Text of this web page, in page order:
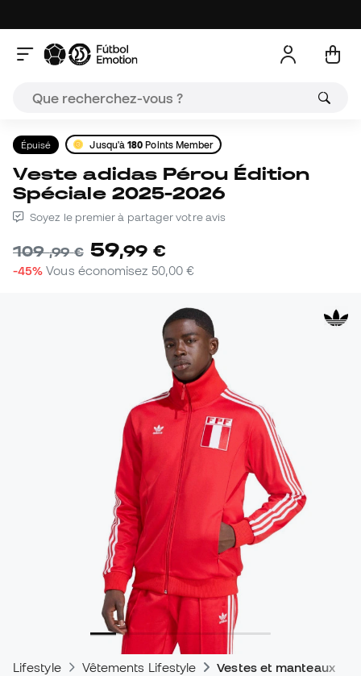
Épuisé Jusqu'à180 Points Member
Veste adidas Pérou Édition
Spéciale 2025-2026
Soyez le premier à partager votre avis
109,99 € 59,99 €
-45% Vous économisez 50,00 €
Lifestyle Vêtements Lifestyle Vestes et manteaux -